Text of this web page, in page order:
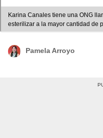
Karina Canales tiene una ONG
esterilizar a la mayor cantidad de
LR
Pamela Arroyo